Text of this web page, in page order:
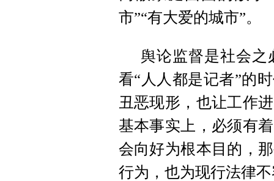
市”“有大爱的城市”。
舆论监督是社会
看“人人都是记者”的
丑恶现形，也让工作
基本事实上，必须有
会向好为根本目的，
行为，也为现行法律